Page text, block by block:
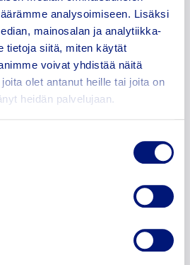
analysoimiseen. Lisäksi
mainosalan ja analytiikka-
tietoja siitä, miten käytät
voivat yhdistää näitä
olet antanut heille tai joita on
heidän palvelujaan.